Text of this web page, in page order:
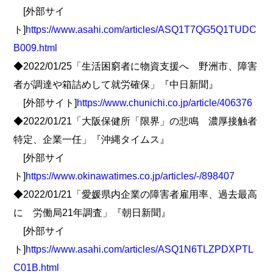
[外部サイ
ト] https://www.asahi.com/articles/ASQ1T7QG5Q1TUDC
B009.html
◆2022/01/25「生活困窮者に物資支援へ 野洲市、障害
者が調達や箱詰めして就労確保」『中日新聞』
[外部サイト] https://www.chunichi.co.jp/article/406376
◆2022/01/21「大阪保健所「限界」の悲鳴 濃厚接触者
特定、企業一任」『沖縄タイムス』
[外部サイ
ト] https://www.okinawatimes.co.jp/articles/-/898407
◆2022/01/21「愛媛県内企業の障害者雇用率、過去最高
に 労働局21年調査」『朝日新聞』
[外部サイ
ト] https://www.asahi.com/articles/ASQ1N6TLZPDXPTL
C01B.html